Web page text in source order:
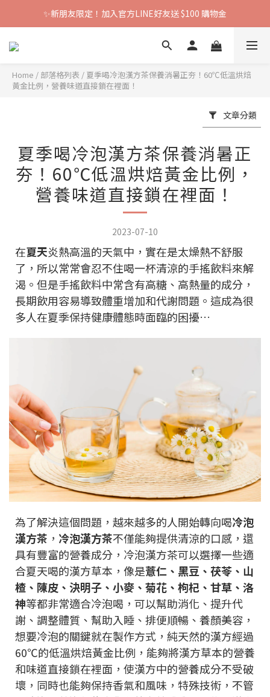
✨新朋友限定！加入官方LINE好友送 $100 購物金
Home / 部落格列表 / 夏季喝冷泡漢方茶保養消暑正夯！60℃低溫烘焙
黃金比例，營養味道直接鎖在裡面！
文章分類
夏季喝冷泡漢方茶保養消暑正
夯！60℃低溫烘焙黃金比例，
營養味道直接鎖在裡面！
2023-07-10
在夏天炎熱高溫的天氣中，實在是太燥熱不舒服
了，所以常常會忍不住喝一杯清涼的手搖飲料來解
渴。但是手搖飲料中常含有高糖、高熱量的成分，
長期飲用容易導致體重增加和代謝問題。這成為很
多人在夏季保持健康體態時面臨的困擾…
為了解決這個問題，越來越多的人開始轉向喝冷泡
漢方茶 ， 冷泡漢方茶不僅能夠提供清涼的口感，還
具有豐富的營養成分，冷泡漢方茶可以選擇一些適
合夏天喝的漢方草本，像是薏仁、黑豆、茯苓、山
楂、陳皮、決明子、小麥、菊花、枸杞、甘草、洛
神等都非常適合冷泡喝，可以幫助消化、提升代
謝、調整體質、幫助入睡、排便順暢、養顏美容，
想要冷泡的關鍵就在製作方式，純天然的漢方經過
60℃的低溫烘焙黃金比例，能夠將漢方草本的營養
和味道直接鎖在裡面，使漢方中的營養成分不受破
壞，同時也能夠保持香氣和風味，特殊技術，不管